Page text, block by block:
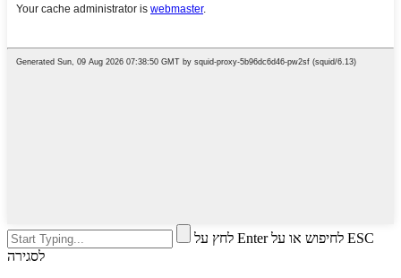
לחץ על Enter לחיפוש או על ESC
לסגירה